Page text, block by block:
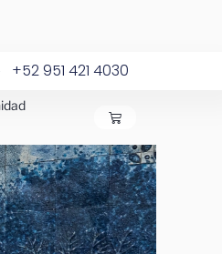
+52 951 421 4030
CARRITO